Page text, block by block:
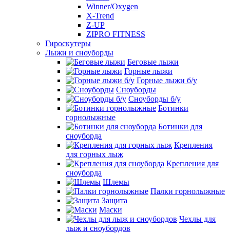
Winner/Oxygen
X-Trend
Z-UP
ZIPRO FITNESS
Гироскутеры
Лыжи и сноуборды
Беговые лыжи
Горные лыжи
Горные лыжи б/у
Сноуборды
Сноуборды б/у
Ботинки
горнолыжные
Ботинки для
сноуборда
Крепления
для горных лыж
Крепления для
сноуборда
Шлемы
Палки горнолыжные
Защита
Маски
Чехлы для
лыж и сноубордов